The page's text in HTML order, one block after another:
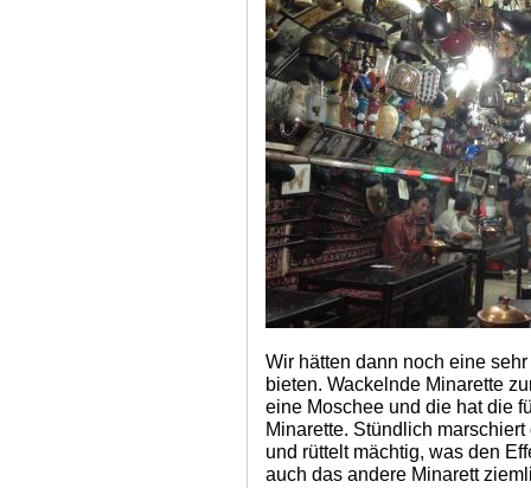
Wir hätten dann noch eine
bieten. Wackelnde Minarette
eine Moschee und die hat die
Minarette. Stündlich
und rüttelt mächtig, was den
auch das andere Minarett